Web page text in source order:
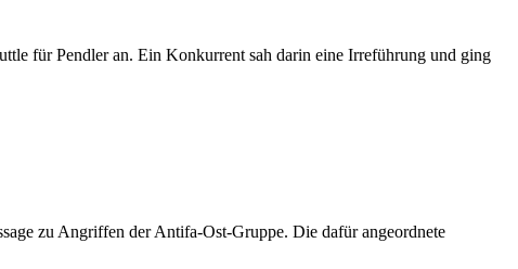
für Pendler an. Ein Konkurrent sah darin eine Irreführung und ging
zu Angriffen der Antifa-Ost-Gruppe. Die dafür angeordnete